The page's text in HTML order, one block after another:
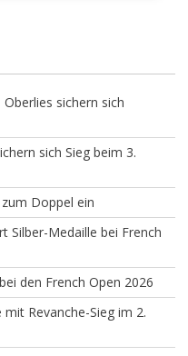
sichern sich
sich Sieg beim 3.
Doppel ein
Silber-Medaille bei French
den French Open 2026
Revanche-Sieg im 2.